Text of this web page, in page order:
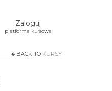
Zaloguj
platforma kursowa
BACK TO KURSY